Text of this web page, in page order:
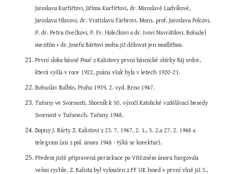
Jaroslavu Kurfiřtovi, Jiřímu Kurfiřtovi, dr. Miroslavě Ludvíkové,
Jaroslavu Hlavovi, dr. Vratislavu Färbrovi, Mons. prof. Jaroslavu Polcovi,
P. dr. Petru Ovečkovi, P. Fr. Holečkovi a dr. Ivovi Navrátilovi. Bohužel
mezitím + dr. Josefu Bártovi mohu již děkovat jen modlitbou.
První sloka básně Pouť z Kalistovy první básnické sbírky Ráj srdce,
která vyšla v roce 1922, psána však byla v letech 1920-21.
Bohuslav Balbín, Praha 1939, 2. vyd. Brno 1947.
Tuřany ve Svornosti. Sborník k 50. výročí Katolické vzdělávací besedy
Svornost v Tuřanech. Tuřany 1948.
Dopisy J. Bárty Z. Kalistovi z 23. 7. 1947, 2. 1., 5. 2.a 27. 2. 1948 a
telegram (asi z pol. února 1948 - týká se korektur).
Předem jistě připravená perzekuce po Vítězném únoru fungovala
velmi rychle. Z. Kalista byl vyloučen z FF UK hned v první vlně již 3.,